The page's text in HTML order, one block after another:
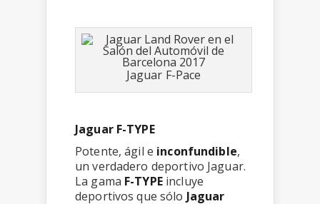
Jaguar F-Pace
Jaguar F-TYPE
Potente, ágil e inconfundible,
un verdadero deportivo Jaguar.
La gama F-TYPEincluye
deportivos que sólo Jaguar